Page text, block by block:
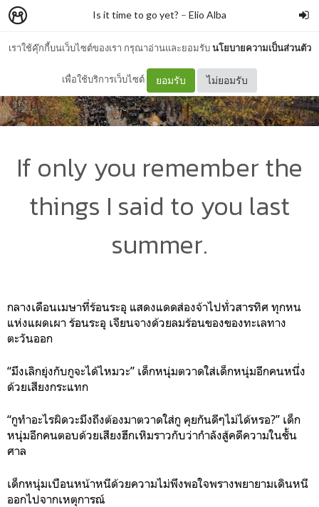
เราใช้คุ๊กกี้บนเว็บไซต์ของเรา กรุณาอ่านและยอมรับนโยบายความเป็นส่วนตัว
เพื่อใช้บริการเว็บไซต์ ยอมรับ ไม่ยอมรับ
Is it time to go yet? – Elio Alba
If only you remember the
things I said to you last
summer.
กลางเดือนเมษาที่ร้อนระอุ แสดงแดดส่องจ้าไปทั่วสารทิศ ทุกหน
แห่งแผดเผา ร้อนระอุ เจียนจางด้วยลมร้อนของของทะเลทาง
ตะวันออก
“มึงเลิกยุ่งกับกูจะได้ไหมวะ” เด็กหนุ่มตวาดใส่เด็กหนุ่มอีกคนหนึ่ง
ด้วยเสียงกระแทก
“กูทำอะไรผิดวะมึงถึงต้องมาตวาดใส่กู คุยกันดีๆไม่ได้หรอ?” เด็ก
หนุ่มอีกคนตอบด้วยเสียงฮึกเหิมราวกับว่ากำลังสู้คดีความในชั้น
ศาล
เด็กหนุ่มเบือนหน้าหนีด้วยความไม่พึงพอใจพรางพยายามเดินหนี
ออกไปจากเหตุการณ์